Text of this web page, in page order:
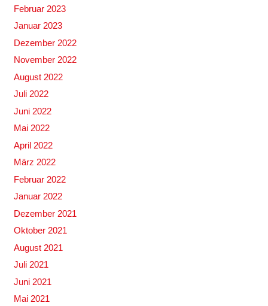
Februar 2023
Januar 2023
Dezember 2022
November 2022
August 2022
Juli 2022
Juni 2022
Mai 2022
April 2022
März 2022
Februar 2022
Januar 2022
Dezember 2021
Oktober 2021
August 2021
Juli 2021
Juni 2021
Mai 2021